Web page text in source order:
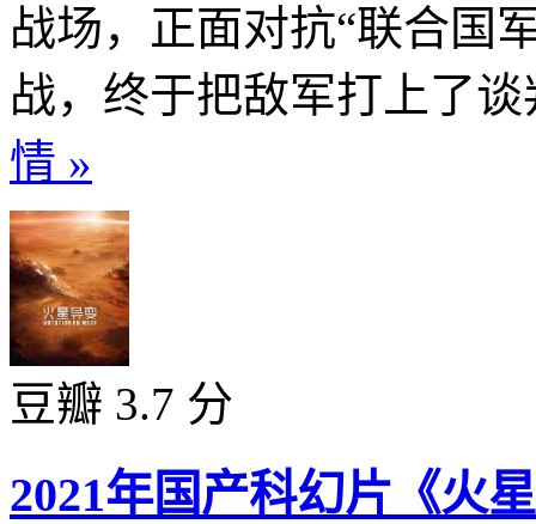
战场，正面对抗“联合国
战，终于把敌军打上
情 »
豆瓣 3.7 分
2021年国产科幻片《火